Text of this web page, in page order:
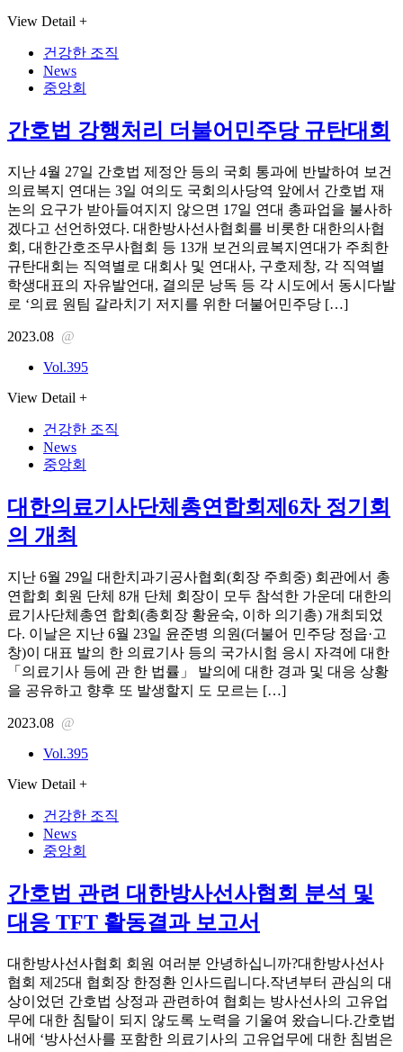
View Detail +
건강한 조직
News
중앙회
간호법 강행처리 더불어민주당 규탄대회
지난 4월 27일 간호법 제정안 등의 국회 통과에 반발하여 보건
의료복지 연대는 3일 여의도 국회의사당역 앞에서 간호법 재
논의 요구가 받아들여지지 않으면 17일 연대 총파업을 불사하
겠다고 선언하였다. 대한방사선사협회를 비롯한 대한의사협
회, 대한간호조무사협회 등 13개 보건의료복지연대가 주최한
규탄대회는 직역별로 대회사 및 연대사, 구호제창, 각 직역별
학생대표의 자유발언대, 결의문 낭독 등 각 시도에서 동시다발
로 ‘의료 원팀 갈라치기 저지를 위한 더불어민주당 […]
2023.08 @
Vol.395
View Detail +
건강한 조직
News
중앙회
대한의료기사단체총연합회제6차 정기회
의 개최
지난 6월 29일 대한치과기공사협회(회장 주희중) 회관에서 총
연합회 회원 단체 8개 단체 회장이 모두 참석한 가운데 대한의
료기사단체총연 합회(총회장 황윤숙, 이하 의기총) 개최되었
다. 이날은 지난 6월 23일 윤준병 의원(더불어 민주당 정읍·고
창)이 대표 발의 한 의료기사 등의 국가시험 응시 자격에 대한
「의료기사 등에 관 한 법률」 발의에 대한 경과 및 대응 상황
을 공유하고 향후 또 발생할지 도 모르는 […]
2023.08 @
Vol.395
View Detail +
건강한 조직
News
중앙회
간호법 관련 대한방사선사협회 분석 및
대응 TFT 활동결과 보고서
대한방사선사협회 회원 여러분 안녕하십니까?대한방사선사
협회 제25대 협회장 한정환 인사드립니다.작년부터 관심의 대
상이었던 간호법 상정과 관련하여 협회는 방사선사의 고유업
무에 대한 침탈이 되지 않도록 노력을 기울여 왔습니다.간호법
내에 ‘방사선사를 포함한 의료기사의 고유업무에 대한 침범은